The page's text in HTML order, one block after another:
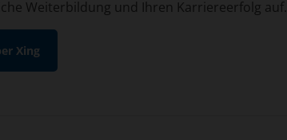
Weiterbildung und Ihren Karriereerfolg auf.
Xing